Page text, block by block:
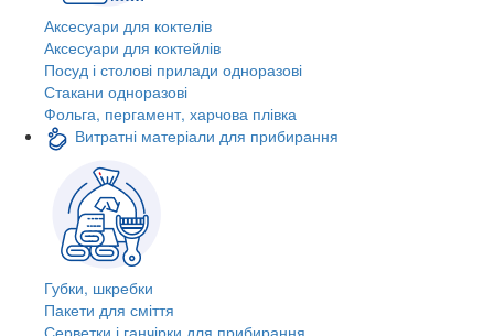
Аксесуари для коктелів
Аксесуари для коктейлів
Посуд і столові прилади одноразові
Стакани одноразові
Фольга, пергамент, харчова плівка
Витратні матеріали для прибирання
Губки, шкребки
Пакети для сміття
Серветки і ганчірки для прибирання